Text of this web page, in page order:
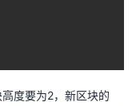
度要为2，新区块的